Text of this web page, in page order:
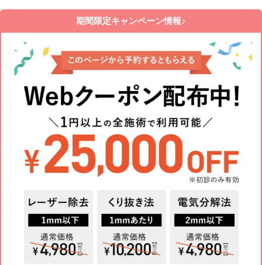
期間限定キャンペーン情報♪